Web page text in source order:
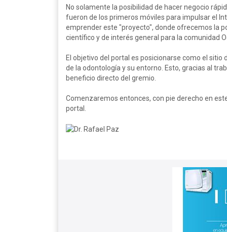
No solamente la posibilidad de hacer negocio
fueron de los primeros móviles para impulsar el
emprender este "proyecto", donde ofrecemos la
científico y de interés general para la comunidad
El objetivo del portal es posicionarse como el
de la odontología y su entorno. Esto, gracias al
beneficio directo del gremio.
Comenzaremos entonces, con pie derecho en
portal.